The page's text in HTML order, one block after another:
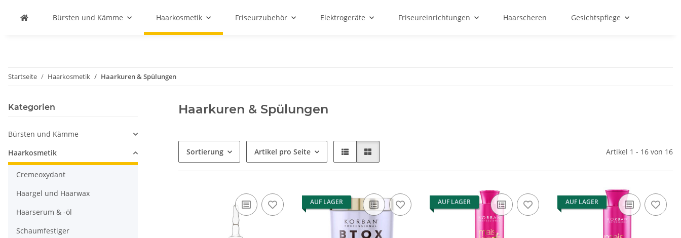
Bürsten und Kämme Haarkosmetik Friseurzubehör Elektrogeräte Friseureinrichtungen Haarscheren Gesichtspflege
Startseite Haarkosmetik Haarkuren & Spülungen
Haarkuren & Spülungen
Sortierung Artikel pro Seite Artikel 1 - 16 von 16
AUF LAGER AUF LAGER AUF LAGER
Kategorien
Bürsten und Kämme
Haarkosmetik
Cremeoxydant
Haargel und Haarwax
Haarserum & -öl
Schaumfestiger